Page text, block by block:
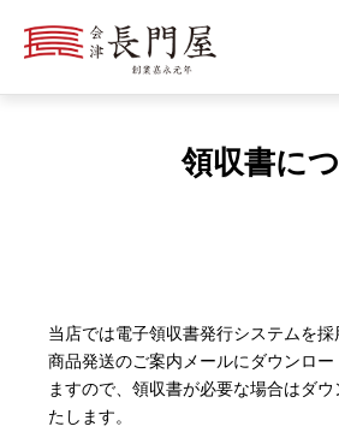
領収書に
当店では電子領収書発行システムを採
商品発送のご案内メールにダウンロ
ますので、領収書が必要な場合はダ
たします。